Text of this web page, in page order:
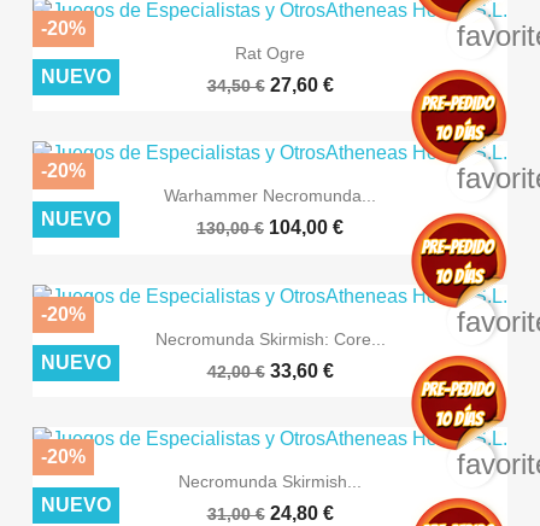
Rat Ogre
34,50 € 27,60 €
-20%
NUEVO
Warhammer Necromunda...
130,00 € 104,00 €
-20%
NUEVO
Necromunda Skirmish: Core...
42,00 € 33,60 €
-20%
NUEVO
Necromunda Skirmish...
31,00 € 24,80 €
-20%
NUEVO